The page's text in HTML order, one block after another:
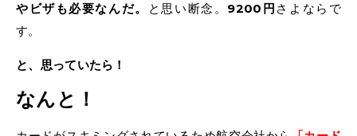
やビザも必要なんだ。
と思い断念。 9200円 さよならで
す。
と、思っていたら！
なんと！